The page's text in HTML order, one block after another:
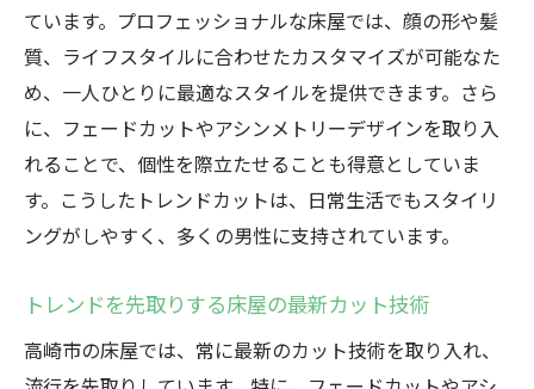
ています。プロフェッショナルな床屋では、顔の形や髪
質、ライフスタイルに合わせたカスタマイズが可能なた
め、一人ひとりに最適なスタイルを提供できます。さら
に、フェードカットやアシンメトリーデザインを取り入
れることで、個性を際立たせることも得意としていま
す。こうしたトレンドカットは、日常生活でもスタイリ
ングがしやすく、多くの男性に支持されています。
トレンドを先取りする床屋の最新カット技術
高崎市の床屋では、常に最新のカット技術を取り入れ、